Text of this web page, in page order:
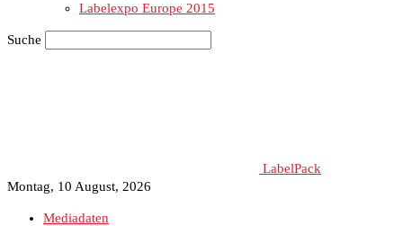
Labelexpo Europe 2015
Suche
LabelPack
Montag, 10 August, 2026
Mediadaten